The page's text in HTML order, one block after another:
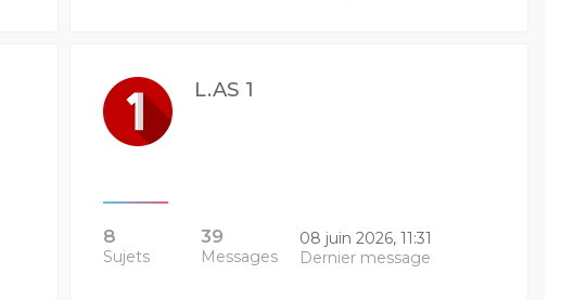
L.AS 1
8
Sujets
39
Messages
08 juin 2026, 11:31
Dernier message